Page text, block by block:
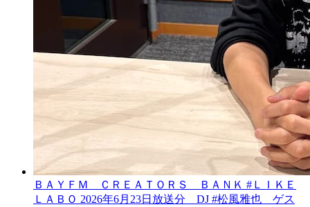
ＢＡＹＦＭ ＣＲＥＡＴＯＲＳ ＢＡＮＫ #ＬＩＫＥ
ＬＡＢＯ 2026年6月23日放送分 DJ #松風雅也 ゲス